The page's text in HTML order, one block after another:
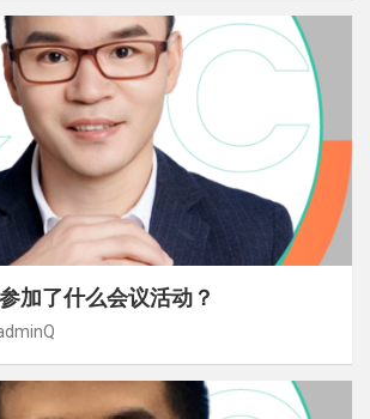
加了什么会议活动？